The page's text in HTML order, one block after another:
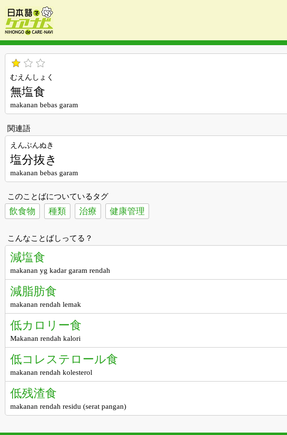
むえんしょく
無塩食
makanan bebas garam
関連語
えんぶんぬき
塩分抜き
makanan bebas garam
このことばについているタグ
飲食物 種類 治療 健康管理
こんなことばしってる？
減塩食
makanan yg kadar garam rendah
減脂肪食
makanan rendah lemak
低カロリー食
Makanan rendah kalori
低コレステロール食
makanan rendah kolesterol
低残渣食
makanan rendah residu (serat pangan)